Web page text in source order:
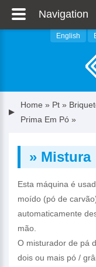
English
Home » Pt »
Prima Em Pó »
» Mistura
Esta máquina é
moído (pó de
automaticamente
mão.
O misturador de pá
dois ou mais pó /
Navigation